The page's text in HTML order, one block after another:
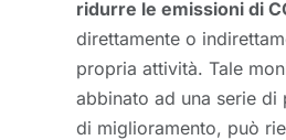
ridurre le emissioni di
direttamente o
propria attività. Tale
abbinato ad una serie di
di miglioramento, può